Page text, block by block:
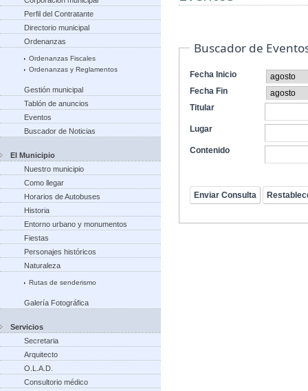
Perfil del Contratante
Directorio municipal
Ordenanzas
Ordenanzas Fiscales
Ordenanzas y Reglamentos
Gestión municipal
Tablón de anuncios
Eventos
Buscador de Noticias
El Municipio
Nuestro municipio
Como llegar
Horarios de Autobuses
Historia
Entorno urbano y monumentos
Fiestas
Personajes históricos
Naturaleza
Rutas de senderismo
Galería Fotográfica
Servicios
Secretaria
Arquitecto
O.L.A.D.
Consultorio médico
Buscador de
Fecha Inicio
Fecha Fin
Titular
Lugar
Contenido